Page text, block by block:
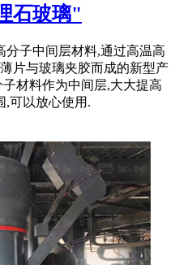
石玻璃"
分子中间层材料,通过高温高
片与玻璃夹胶而成的新型产
材料作为中间层,大大提高
,可以放心使用.